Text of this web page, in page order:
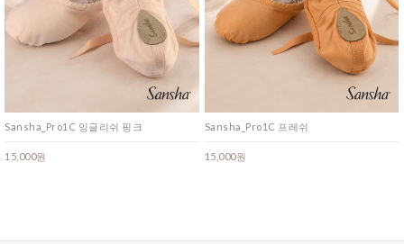
Sansha_Pro1C 잉글리쉬 핑크
15,000원
Sansha_Pro1C 프레쉬
15,000원